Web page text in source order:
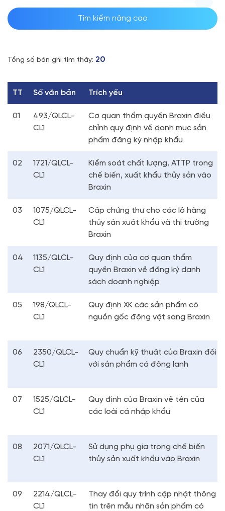
Tìm kiếm nâng cao
Tổng số bản ghi tìm thấy: 20
TT Số văn bản Trích yếu
01
493/QLCL-
CL1
Cơ quan thẩm quyền Braxin điều
chỉnh quy định về danh mục sản
phẩm đăng ký nhập khẩu
02
1721/QLCL-
CL1
Kiểm soát chất lượng, ATTP trong
chế biến, xuất khẩu thủy sản vào
Braxin
03
1075/QLCL-
CL1
Cấp chứng thư cho các lô hàng
thủy sản xuất khẩu và thị trường
Braxin
04
1135/QLCL-
CL1
Quy định của cơ quan thẩm
quyền Braxin về đăng ký danh
sách doanh nghiệp
05
198/QLCL-
CL1
Quy định XK các sản phẩm có
nguồn gốc động vật sang Braxin
06
2350/QLCL-
CL1
Quy chuẩn kỹ thuật của Braxin đối
với sản phẩm cá đông lạnh
07
1525/QLCL-
CL1
Quy định của Braxin về tên của
các loài cá nhập khẩu
08
2071/QLCL-
CL1
Sử dụng phụ gia trong chế biến
thủy sản xuất khẩu vào Braxin
09
2214/QLCL-
CL1
Thay đổi quy trình cập nhật thông
tin trên mẫu nhãn sản phẩm có